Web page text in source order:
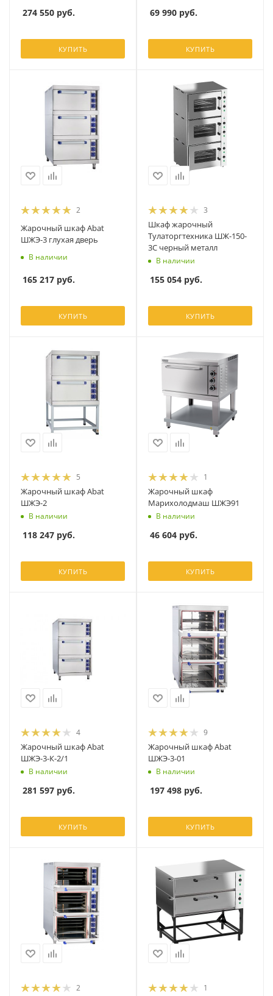
274 550 руб.
КУПИТЬ
69 990 руб.
КУПИТЬ
2
Жарочный шкаф Abat
ШЖЭ-3 глухая дверь
В наличии
165 217 руб.
КУПИТЬ
3
Шкаф жарочный
Тулаторгтехника ШЖ-150-
3С черный металл
В наличии
155 054 руб.
КУПИТЬ
5
Жарочный шкаф Abat
ШЖЭ-2
В наличии
118 247 руб.
КУПИТЬ
1
Жарочный шкаф
Марихолодмаш ШЖЭ91
В наличии
46 604 руб.
КУПИТЬ
4
Жарочный шкаф Abat
ШЖЭ-3-К-2/1
В наличии
281 597 руб.
КУПИТЬ
9
Жарочный шкаф Abat
ШЖЭ-3-01
В наличии
197 498 руб.
КУПИТЬ
2 1